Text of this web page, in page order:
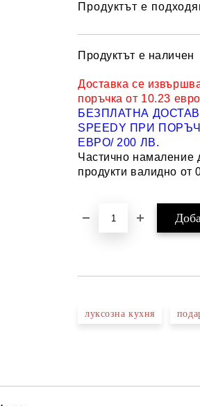
Продуктът е
Продуктът е наличен
Доставка се
поръчка от 10.23
БЕЗПЛАТНА
SPEEDY ПРИ
ЕВРО/ 200 ЛВ.
Частично намаление
продукти валидно от
луксозна кухня